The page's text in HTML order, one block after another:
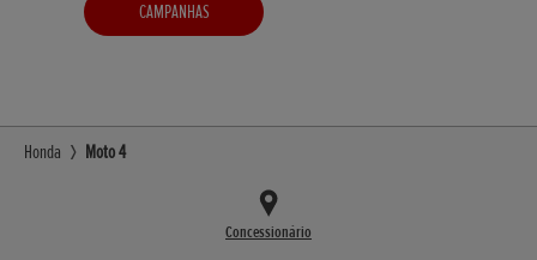
CAMPANHAS
Honda Moto 4
Concessionário